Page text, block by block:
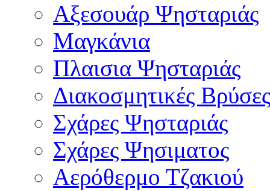
Αξεσουάρ Ψησταριάς
Μαγκάνια
Πλαισια Ψησταριάς
Διακοσμητικές Βρύσες
Σχάρες Ψησταριάς
Σχάρες Ψησιματος
Αερόθερμο Τζακιού